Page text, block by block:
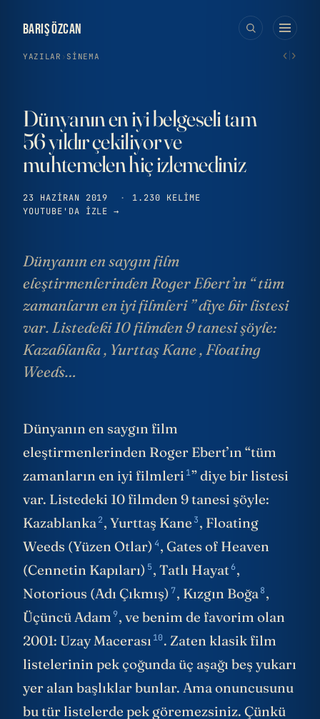
BARIŞ ÖZCAN
YAZILAR › SINEMA ‹›
Dünyanın en iyi belgeseli tam
56 yıldır çekiliyor ve
muhtemelen hiç izlemediniz
23 HAZIRAN 2019 ·
1.230 KELIME
YOUTUBE'DA IZLE →
Dünyanın en saygın film
eleştirmenlerinden Roger Ebert’ın “ tüm
zamanların en iyi filmleri ” diye bir listesi
var. Listedeki 10 filmden 9 tanesi şöyle:
Kazablanka , Yurttaş Kane , Floating
Weeds…
Dünyanın en saygın film
eleştirmenlerinden Roger Ebert’ın “tüm
zamanların en iyi filmleri 1” diye bir listesi
var. Listedeki 10 filmden 9 tanesi şöyle:
Kazablanka2, Yurttaş Kane 3, Floating
Weeds (Yüzen Otlar) 4, Gates of Heaven
(Cennetin Kapıları) 5, Tatlı Hayat6,
Notorious (Adı Çıkmış) 7, Kızgın Boğa8,
Üçüncü Adam 9, ve benim de favorim olan
2001: Uzay Macerası 10. Zaten klasik film
listelerinin pek çoğunda üç aşağı beş yukarı
yer alan başlıklar bunlar. Ama onuncusunu
bu tür listelerde pek göremezsiniz. Çünkü